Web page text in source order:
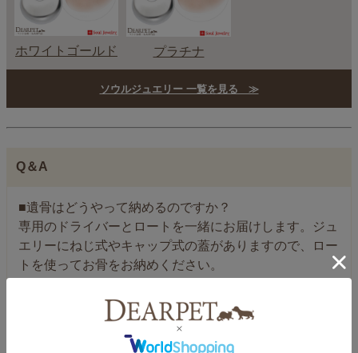
ホワイトゴールド プラチナ
ソウルジュエリー 一覧を見る ≫
Q＆A
■遺骨はどうやって納めるのですか？
専用のドライバーとロートを一緒にお届けします。ジュ
エリーにねじ式やキャップ式の蓋がありますので、ロー
トを使ってお骨をお納めください。
■遺骨以外のものは納めてはいけないのですか？
ペットちゃんの毛や小さな爪など、小さな遺品をお納め
いただいても大丈夫です。